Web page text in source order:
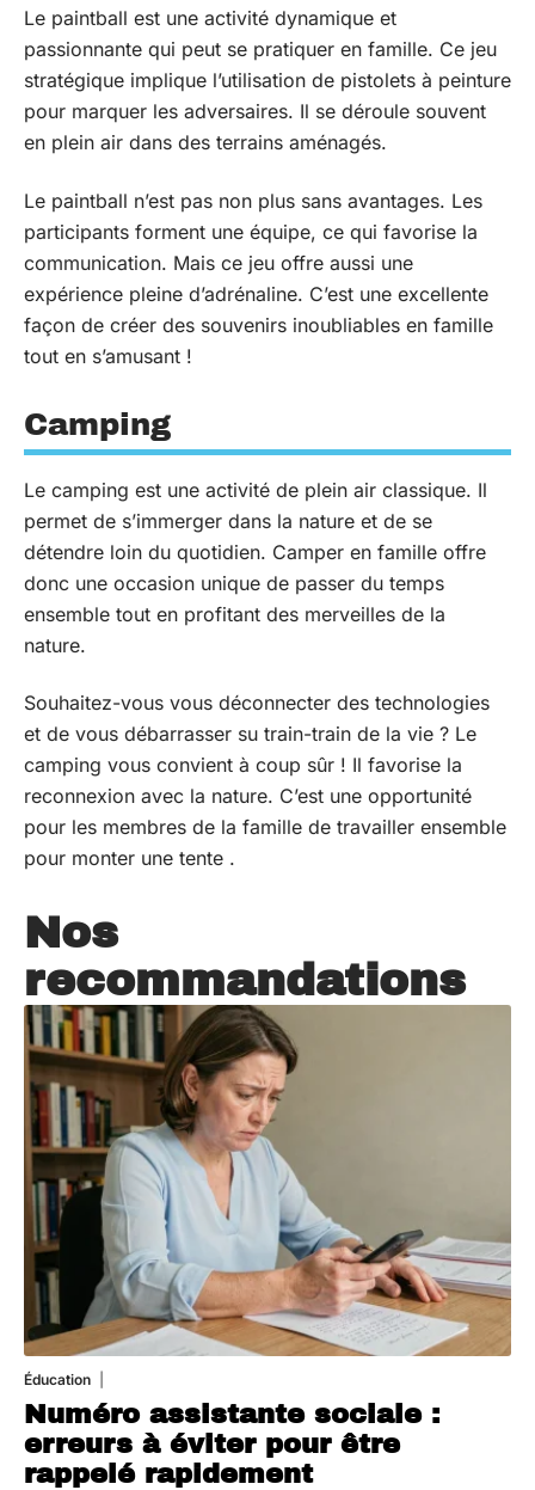
Le paintball est une activité dynamique et
passionnante qui peut se pratiquer en famille. Ce jeu
stratégique implique l’utilisation de pistolets à peinture
pour marquer les adversaires. Il se déroule souvent
en plein air dans des terrains aménagés.
Le paintball n’est pas non plus sans avantages. Les
participants forment une équipe, ce qui favorise la
communication. Mais ce jeu offre aussi une
expérience pleine d’adrénaline. C’est une excellente
façon de créer des souvenirs inoubliables en famille
tout en s’amusant !
Camping
Le camping est une activité de plein air classique. Il
permet de s’immerger dans la nature et de se
détendre loin du quotidien. Camper en famille offre
donc une occasion unique de passer du temps
ensemble tout en profitant des merveilles de la
nature.
Souhaitez-vous vous déconnecter des technologies
et de vous débarrasser su train-train de la vie ? Le
camping vous convient à coup sûr ! Il favorise la
reconnexion avec la nature. C’est une opportunité
pour les membres de la famille de travailler ensemble
pour monter une tente .
Nos
recommandations
Éducation
Numéro assistante sociale :
erreurs à éviter pour être
rappelé rapidement